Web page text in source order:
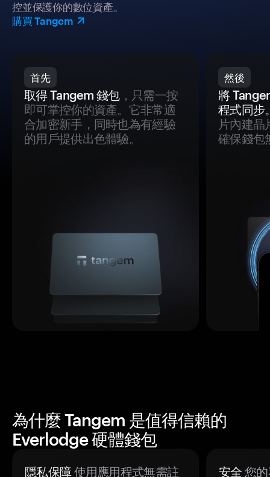
控並保護你的數位資產。
購買 Tangem
首先
取得 Tangem 錢包，只需一按
即可掌控你的資產。它非常適
合加密新手，同時也為有經驗
的用戶提供出色體驗。
然後
將
程式同步
片內建晶
確保錢包
為什麼 Tangem 是值得信賴的
Everlodge 硬體錢包
隱私保障使用應用程式無需註 安全 您